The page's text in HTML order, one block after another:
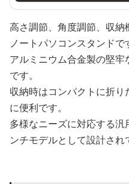
高さ調節、角度調節、収
ノートパソコンスタンドで
アルミニウム合金製の堅
です。
収納時はコンパクトに折
に便利です。
多様なニーズに対応する汎
ンチモデルとして設計され